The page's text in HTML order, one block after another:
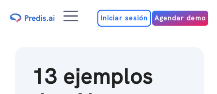
MenúIniciar sesión Agendar demo
13 ejemplos